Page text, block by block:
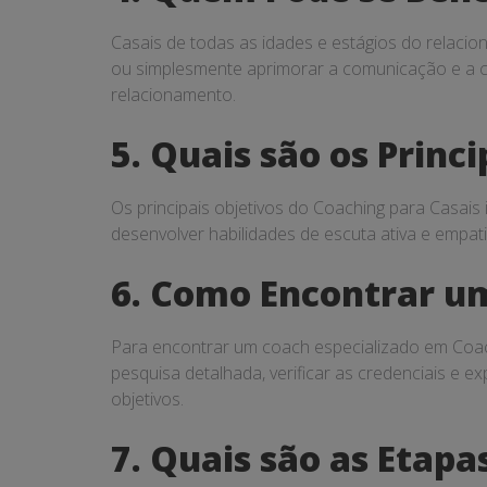
Casais de todas as idades e estágios do
ou simplesmente aprimorar a comunicação e
relacionamento.
5. Quais são os
Os principais objetivos do Coaching para
desenvolver habilidades de escuta ativa e
6. Como Encontrar
Para encontrar um coach especializado em
pesquisa detalhada, verificar as credenciais e
objetivos.
7. Quais são as